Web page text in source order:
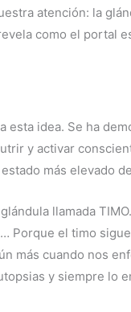
atención: la
como el portal
esta idea. Se ha
y activar
más elevado
llamada
Porque el timo
más cuando nos
y siempre lo